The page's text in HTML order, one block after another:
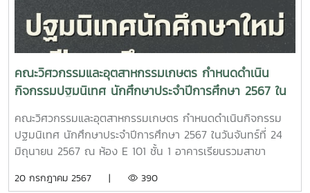
คณะวิศวกรรมและอุตสาหกรรมเกษตร กำหนดดำเนิน
กิจกรรมปฐมนิเทศ นักศึกษาประจำปีการศึกษา 2567 ใน
วันจันทร์ที่ 24 มิถุนายน 2567 ณ ห้อง E 101 ชั้น 1
อาคารเรียนรวมสาขา วิศวกรรมศาสตร์
คณะวิศวกรรมและอุตสาหกรรมเกษตร กำหนดดำเนินกิจกรรม
ปฐมนิเทศ นักศึกษาประจำปีการศึกษา 2567 ในวันจันทร์ที่ 24
มิถุนายน 2567 ณ ห้อง E 101 ชั้น 1 อาคารเรียนรวมสาขา
E 10112.00 13.00 น. รับประทานอาหารกลางวัน13.00 14.00 น.
20 กรกฎาคม 2567 | 390